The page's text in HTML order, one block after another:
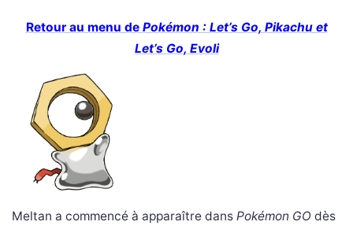
Retour au menu de Pokémon : Let’s Go, Pikachu et
Let’s Go, Evoli
Meltan a commencé à apparaître dans Pokémon GO dès